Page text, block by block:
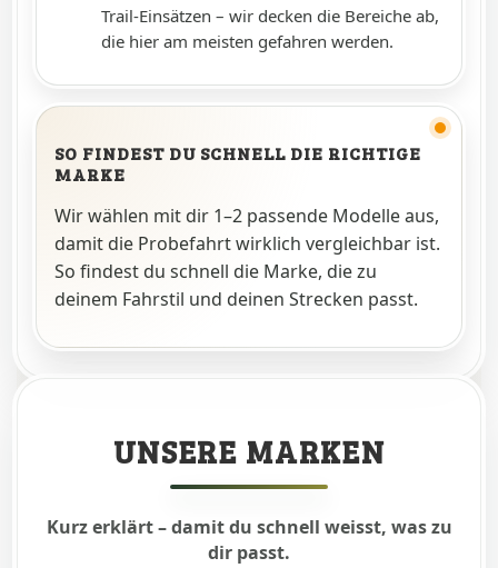
Trail‑Einsätzen – wir decken die Bereiche ab,
die hier am meisten gefahren werden.
SO FINDEST DU SCHNELL DIE RICHTIGE
MARKE
Wir wählen mit dir 1–2 passende Modelle aus,
damit die Probefahrt wirklich vergleichbar ist.
So findest du schnell die Marke, die zu
deinem Fahrstil und deinen Strecken passt.
UNSERE MARKEN
Kurz erklärt – damit du schnell weisst, was zu
dir passt.